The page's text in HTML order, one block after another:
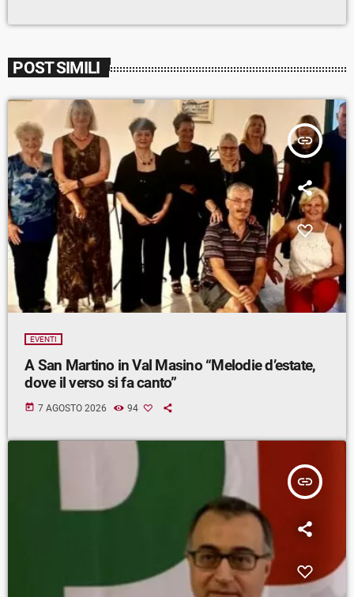
POST SIMILI
insert_link
EVENTI
A San Martino in Val Masino “Melodie d’estate,
dove il verso si fa canto”
today 7 AGOSTO 2026 94
insert_link